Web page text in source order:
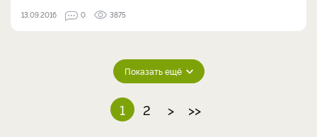
13.09.2016 0 3875
Показать ещё
1 2 > >>